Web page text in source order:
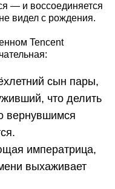
— и воссоединяется
видел с рождения.
Tencent
сын пары,
что делить
вернувшимся
императрица,
выхаживает